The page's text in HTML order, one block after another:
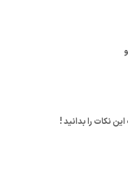
نکات را بدانید !